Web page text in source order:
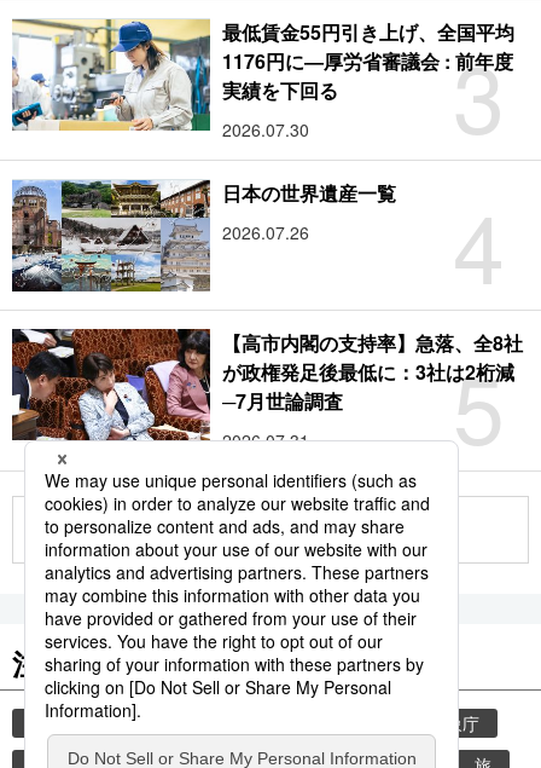
3
最低賃金55円引き上げ、全国平均
1176円に―厚労省審議会 : 前年度
実績を下回る
2026.07.30
4
日本の世界遺産一覧
2026.07.26
5
【高市内閣の支持率】急落、全8社
が政権発足後最低に：3社は2桁減
─7月世論調査
2026.07.31
もっと見る
注目のキーワード
共同通信ニュース
気象庁